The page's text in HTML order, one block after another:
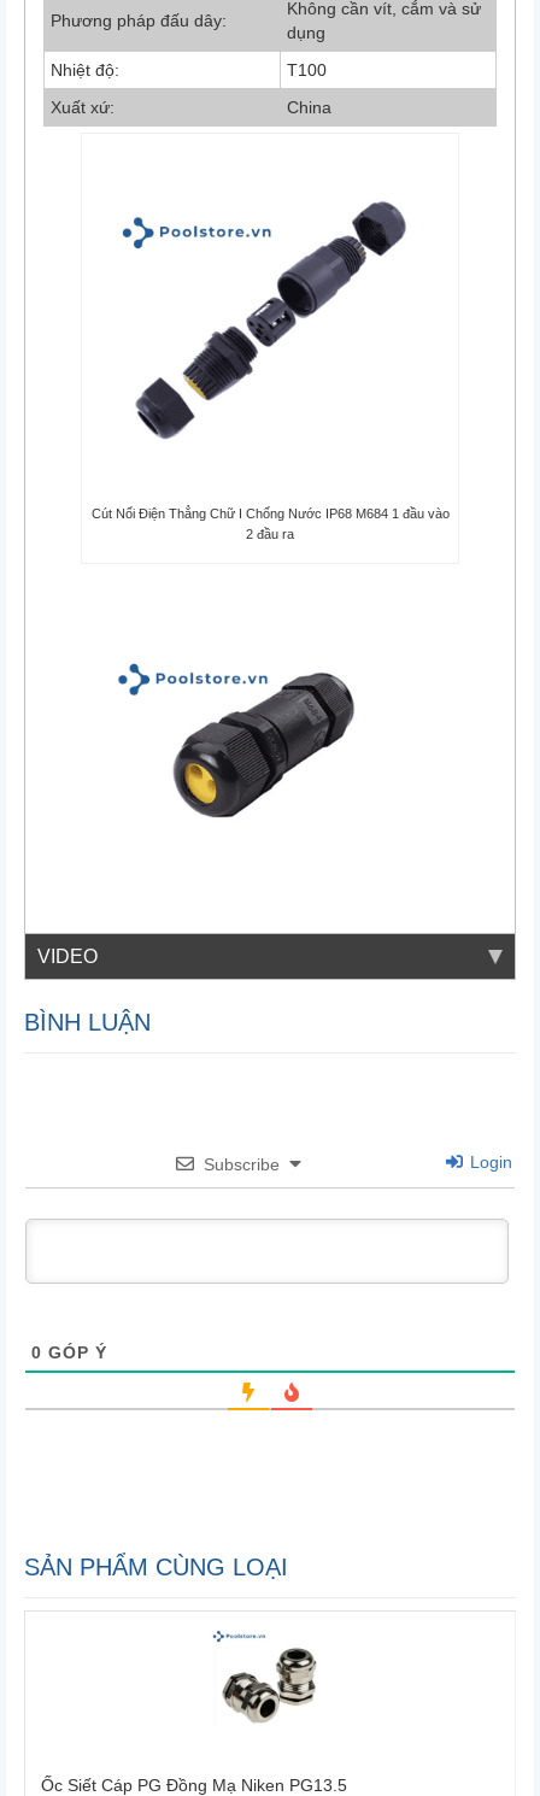
Phương pháp đấu dây:
Không cần vít, cắm và sử
dụng
Nhiệt độ:
T100
Xuất xứ:
China
Cút Nối Điện Thẳng Chữ I Chống Nước IP68 M684 1 đầu vào
2 đầu ra
VIDEO
BÌNH LUẬN
Subscribe Login
0 GÓP Ý
SẢN PHẨM CÙNG LOẠI
Ốc Siết Cáp PG Đồng Mạ Niken PG13.5